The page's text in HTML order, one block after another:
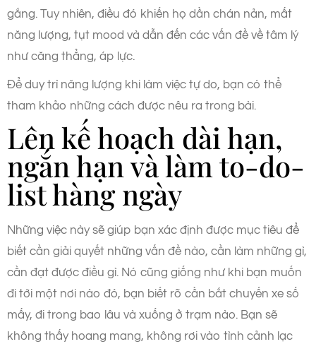
gắng. Tuy nhiên, điều đó khiến họ dần chán nản, mất
năng lượng, tụt mood và dẫn đến các vấn đề về tâm lý
như căng thẳng, áp lực.
Để duy trì năng lượng khi làm việc tự do, bạn có thể
tham khảo những cách được nêu ra trong bài.
Lên kế hoạch dài hạn,
ngắn hạn và làm to-do-
list hàng ngày
Những việc này sẽ giúp bạn xác định được mục tiêu để
biết cần giải quyết những vấn đề nào, cần làm những gì,
cần đạt được điều gì. Nó cũng giống như khi bạn muốn
đi tới một nơi nào đó, bạn biết rõ cần bắt chuyến xe số
mấy, đi trong bao lâu và xuống ở trạm nào. Bạn sẽ
không thấy hoang mang, không rơi vào tình cảnh lạc